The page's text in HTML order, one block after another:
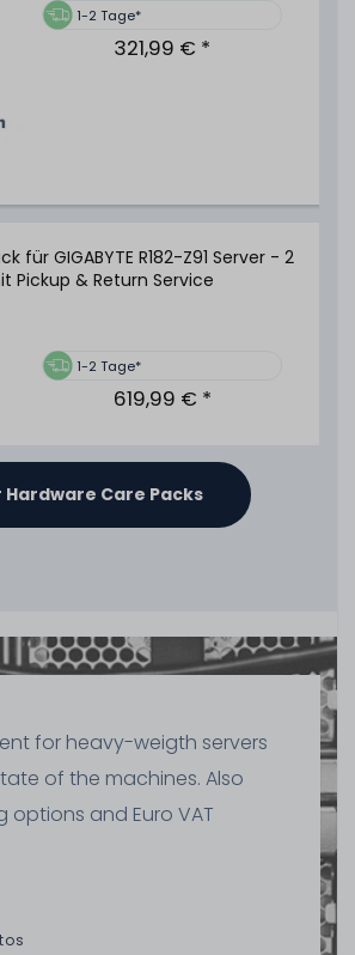
1-2 Tage*
321,99 € *
für GIGABYTE R182-Z91 Server - 2
Pickup & Return Service
1-2 Tage*
619,99 € *
Pickup & Return Service
873,99 € *
Hardware Care Packs
for heavy-weigth servers
of the machines. Also
options and Euro VAT